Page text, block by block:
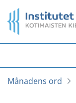
till
innehåll
Startsida
Månadens ord